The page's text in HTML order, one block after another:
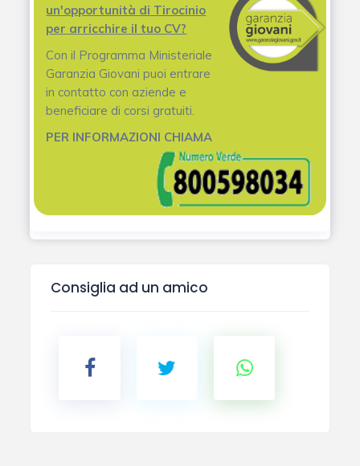
un'opportunità di Tirocinio
per arricchire il tuo CV?
Con il Programma Ministeriale
Garanzia Giovani puoi entrare
in contatto con aziende e
beneficiare di corsi gratuiti.
PER INFORMAZIONI CHIAMA
Consiglia ad un amico